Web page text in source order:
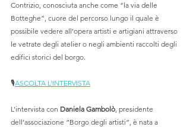
Contrizio, conosciuta anche come “la via delle
Botteghe”, cuore del percorso lungo il quale è
possibile vedere all’opera artisti e artigiani attraverso
le vetrate degli atelier o negli ambienti raccolti degli
edifici storici del borgo.
🎙ASCOLTA L’INTERVISTA
L’intervista con Daniela Gambolò, presidente
dell’associazione “Borgo degli artisti”, è nata a